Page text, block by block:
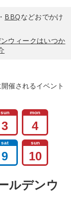
・ BBQなどおでかけ
ウィークはいつか
催されるイベント
sun
3
mon
4
sat
9
sun
10
ルデンウ